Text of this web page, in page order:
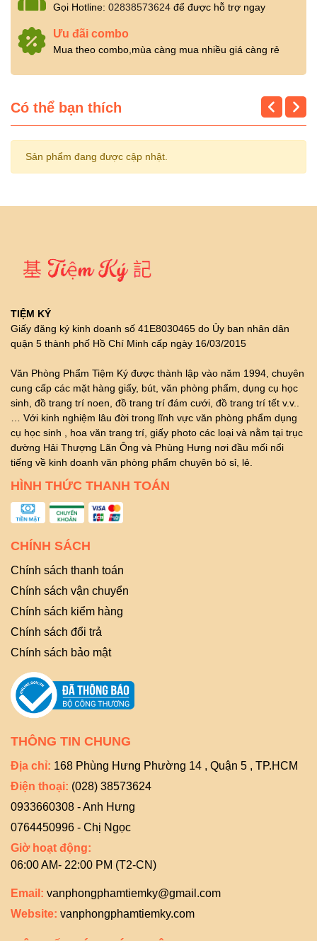
Gọi Hotline: 02838573624 để được hỗ trợ ngay
Ưu đãi combo
Mua theo combo,mùa càng mua nhiều giá càng rẻ
Có thể bạn thích
Sản phẩm đang được cập nhật.
TIỆM KÝ
Giấy đăng ký kinh doanh số 41E8030465 do Ủy ban nhân dân
quận 5 thành phố Hồ Chí Minh cấp ngày 16/03/2015
Văn Phòng Phẩm Tiệm Ký được thành lập vào năm 1994, chuyên
cung cấp các mặt hàng giấy, bút, văn phòng phẩm, dụng cụ học
sinh, đồ trang trí noen, đồ trang trí đám cưới, đồ trang trí tết v.v..
… Với kinh nghiệm lâu đời trong lĩnh vực văn phòng phẩm dụng
cụ học sinh , hoa văn trang trí, giấy photo các loại và nằm tại trục
đường Hải Thượng Lãn Ông và Phùng Hưng nơi đầu mối nổi
tiếng về kinh doanh văn phòng phẩm chuyên bỏ sỉ, lẻ.
HÌNH THỨC THANH TOÁN
CHÍNH SÁCH
Chính sách thanh toán
Chính sách vận chuyển
Chính sách kiểm hàng
Chính sách đổi trả
Chính sách bảo mật
THÔNG TIN CHUNG
Địa chỉ: 168 Phùng Hưng Phường 14 , Quận 5 , TP.HCM
Điện thoại: (028) 38573624
0933660308 - Anh Hưng
0764450996 - Chị Ngọc
Giờ hoạt động:
06:00 AM- 22:00 PM (T2-CN)
Email: vanphongphamtiemky@gmail.com
Website: vanphongphamtiemky.com